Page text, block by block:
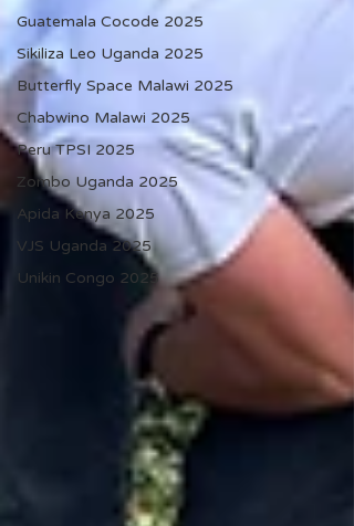
Guatemala Cocode 2025
Sikiliza Leo Uganda 2025
Butterfly Space Malawi 2025
Chabwino Malawi 2025
Peru TPSI 2025
Zombo Uganda 2025
Apida Kenya 2025
VJS Uganda 2025
Unikin Congo 2025